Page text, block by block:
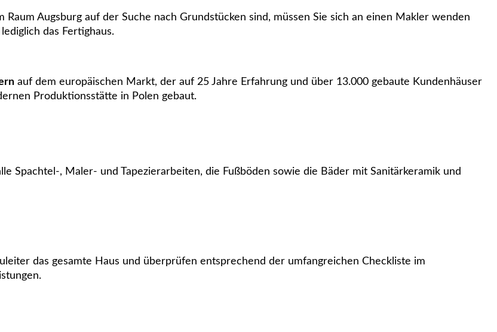
Augsburg auf der Suche nach Grundstücken sind, müssen Sie sich an einen Makler wenden
das Fertighaus.
auf dem europäischen Markt, der auf 25 Jahre Erfahrung und über 13.000 gebaute Kundenhäuser
Produktionsstätte in Polen gebaut.
Spachtel-, Maler- und Tapezierarbeiten, die Fußböden sowie die Bäder mit Sanitärkeramik und
das gesamte Haus und überprüfen entsprechend der umfangreichen Checkliste im